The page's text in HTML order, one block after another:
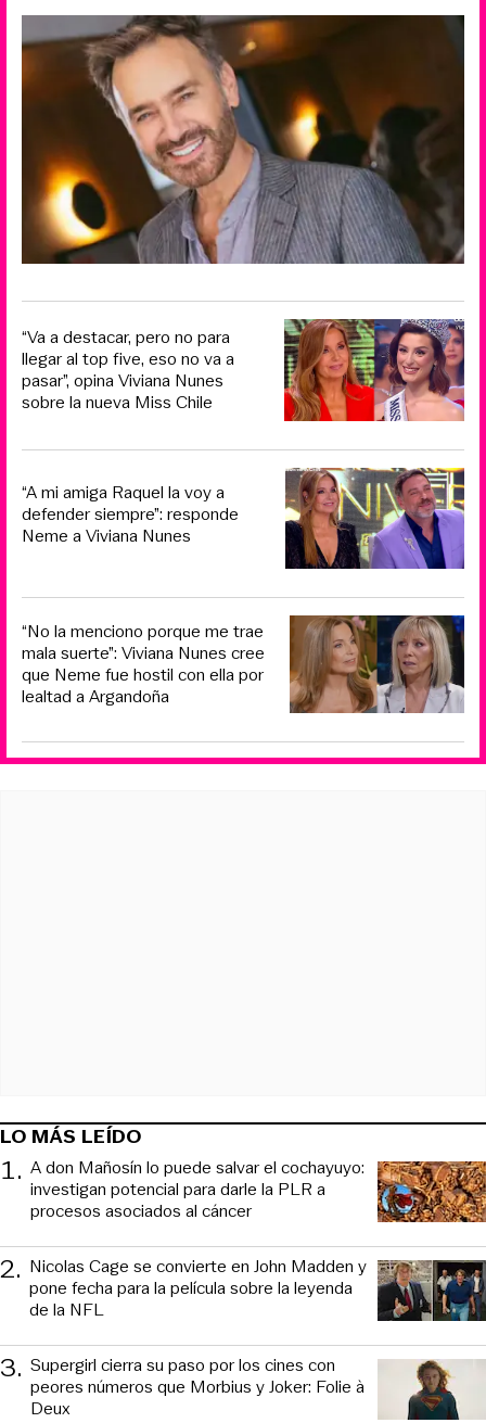
“Va a destacar, pero no para
llegar al top five, eso no va a
pasar”, opina Viviana Nunes
sobre la nueva Miss Chile
“A mi amiga Raquel la voy a
defender siempre”: responde
Neme a Viviana Nunes
“No la menciono porque me trae
mala suerte”: Viviana Nunes cree
que Neme fue hostil con ella por
lealtad a Argandoña
LO MÁS LEÍDO
1. A don Mañosín lo puede salvar el cochayuyo:
investigan potencial para darle la PLR a
procesos asociados al cáncer
2. Nicolas Cage se convierte en John Madden y
pone fecha para la película sobre la leyenda
de la NFL
3. Supergirl cierra su paso por los cines con
peores números que Morbius y Joker: Folie à
Deux